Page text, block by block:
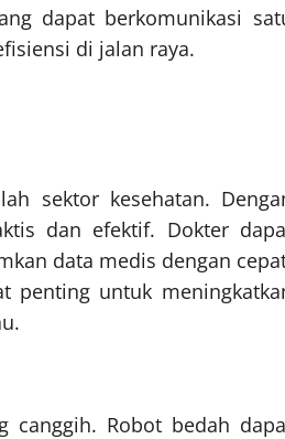
dapat berkomunikasi
di jalan raya.
sektor kesehatan.
dan efektif. Dokter
data medis dengan
penting untuk
canggih. Robot bedah